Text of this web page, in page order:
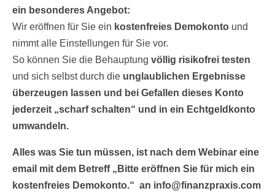
ein besonderes Angebot:
Wir eröffnen für Sie ein kostenfreies Demokonto und
nimmt alle Einstellungen für Sie vor.
So können Sie die Behauptung völlig risikofrei testen
und sich selbst durch die unglaublichen Ergebnisse
überzeugen lassen und bei Gefallen dieses Konto
jederzeit „scharf schalten“ und in ein Echtgeldkonto
umwandeln.
Alles was Sie tun müssen, ist nach dem Webinar eine
email mit dem Betreff „Bitte eröffnen Sie für mich ein
kostenfreies Demokonto.“ an info@finanzpraxis.com